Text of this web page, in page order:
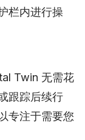
栏内进行操
Twin 无需花
跟踪后续行
专注于需要您